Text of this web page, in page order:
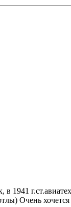
1941
Очень хочется